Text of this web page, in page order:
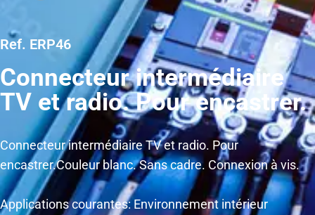
Ref. ERP46
Connecteur intermédiaire
TV et radio. Pour encastrer.
Connecteur intermédiaire TV et radio. Pour
encastrer.Couleur blanc. Sans cadre. Connexion à vis.
Applications courantes: Environnement intérieur